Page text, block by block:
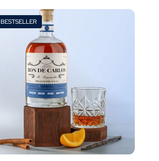
Geschenktyp
Geschenkpakete
Mini
Magnum
BESTSELLER